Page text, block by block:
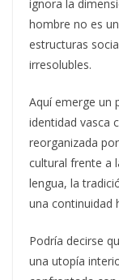
ignora la
hombre no es
estructuras
irresolubles.
Aquí emerge un
identidad vasca
reorganizada
cultural frente a
lengua, la
una continuidad
Podría decirse
una utopía